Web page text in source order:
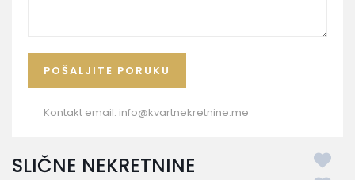
Kontakt email: info@kvartnekretnine.me
SLIČNE NEKRETNINE